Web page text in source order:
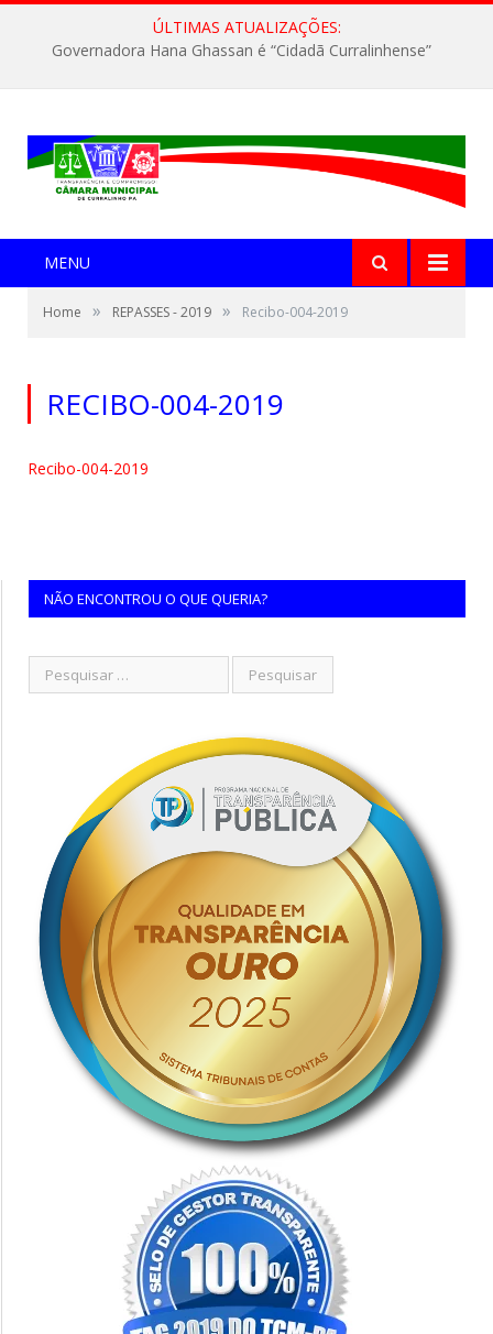
ÚLTIMAS ATUALIZAÇÕES:
Governadora Hana Ghassan é “Cidadã Curralinhense”
MENU
Home » REPASSES - 2019 » Recibo-004-2019
RECIBO-004-2019
Recibo-004-2019
NÃO ENCONTROU O QUE QUERIA?